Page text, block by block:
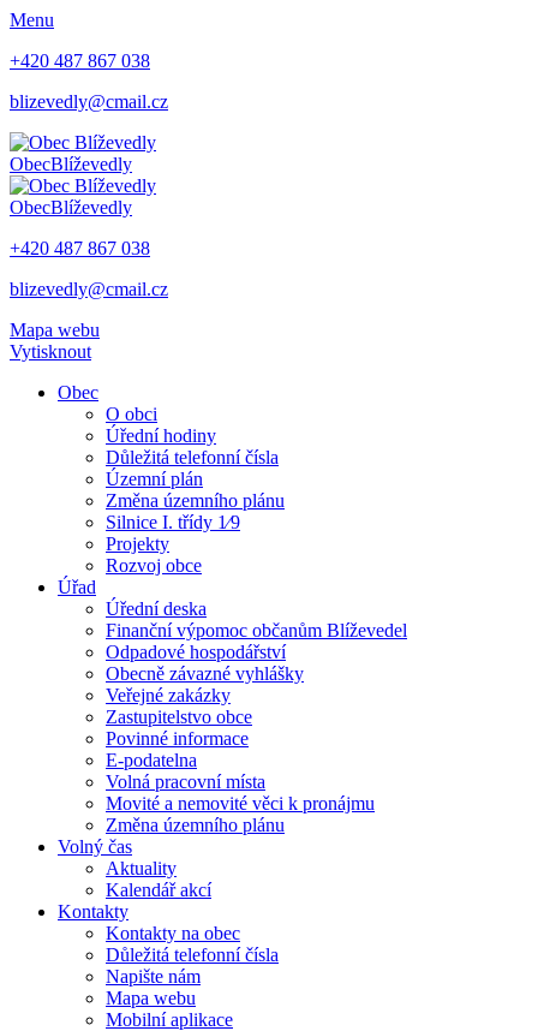
Menu
+420 487 867 038
blizevedly@cmail.cz
ObecBlíževedly
ObecBlíževedly
+420 487 867 038
blizevedly@cmail.cz
Mapa webu
Vytisknout
Obec
O obci
Úřední hodiny
Důležitá telefonní čísla
Územní plán
Změna územního plánu
Silnice I. třídy 1⁄9
Projekty
Rozvoj obce
Úřad
Úřední deska
Finanční výpomoc občanům Blíževedel
Odpadové hospodářství
Obecně závazné vyhlášky
Veřejné zakázky
Zastupitelstvo obce
Povinné informace
E-podatelna
Volná pracovní místa
Movité a nemovité věci k pronájmu
Změna územního plánu
Volný čas
Aktuality
Kalendář akcí
Kontakty
Kontakty na obec
Důležitá telefonní čísla
Napište nám
Mapa webu
Mobilní aplikace